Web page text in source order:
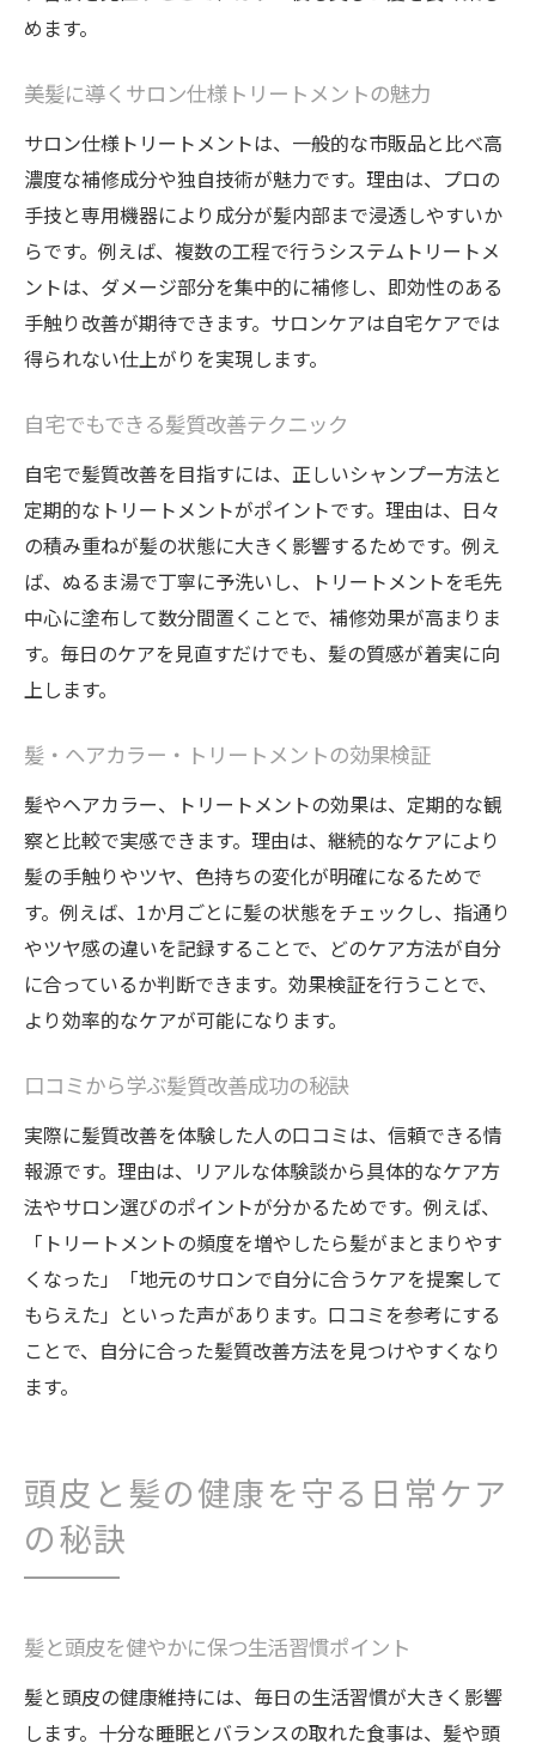
めます。
美髪に導くサロン仕様トリートメントの魅力
サロン仕様トリートメントは、一般的な市販品と比べ高
濃度な補修成分や独自技術が魅力です。理由は、プロの
手技と専用機器により成分が髪内部まで浸透しやすいか
らです。例えば、複数の工程で行うシステムトリートメ
ントは、ダメージ部分を集中的に補修し、即効性のある
手触り改善が期待できます。サロンケアは自宅ケアでは
得られない仕上がりを実現します。
自宅でもできる髪質改善テクニック
自宅で髪質改善を目指すには、正しいシャンプー方法と
定期的なトリートメントがポイントです。理由は、日々
の積み重ねが髪の状態に大きく影響するためです。例え
ば、ぬるま湯で丁寧に予洗いし、トリートメントを毛先
中心に塗布して数分間置くことで、補修効果が高まりま
す。毎日のケアを見直すだけでも、髪の質感が着実に向
上します。
髪・ヘアカラー・トリートメントの効果検証
髪やヘアカラー、トリートメントの効果は、定期的な観
察と比較で実感できます。理由は、継続的なケアにより
髪の手触りやツヤ、色持ちの変化が明確になるためで
す。例えば、1か月ごとに髪の状態をチェックし、指通り
やツヤ感の違いを記録することで、どのケア方法が自分
に合っているか判断できます。効果検証を行うことで、
より効率的なケアが可能になります。
口コミから学ぶ髪質改善成功の秘訣
実際に髪質改善を体験した人の口コミは、信頼できる情
報源です。理由は、リアルな体験談から具体的なケア方
法やサロン選びのポイントが分かるためです。例えば、
「トリートメントの頻度を増やしたら髪がまとまりやす
くなった」「地元のサロンで自分に合うケアを提案して
もらえた」といった声があります。口コミを参考にする
ことで、自分に合った髪質改善方法を見つけやすくなり
ます。
頭皮と髪の健康を守る日常ケア
の秘訣
髪と頭皮を健やかに保つ生活習慣ポイント
髪と頭皮の健康維持には、毎日の生活習慣が大きく影響
します。十分な睡眠とバランスの取れた食事は、髪や頭